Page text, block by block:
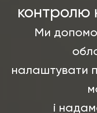
контролю
Ми
налаштувати
і